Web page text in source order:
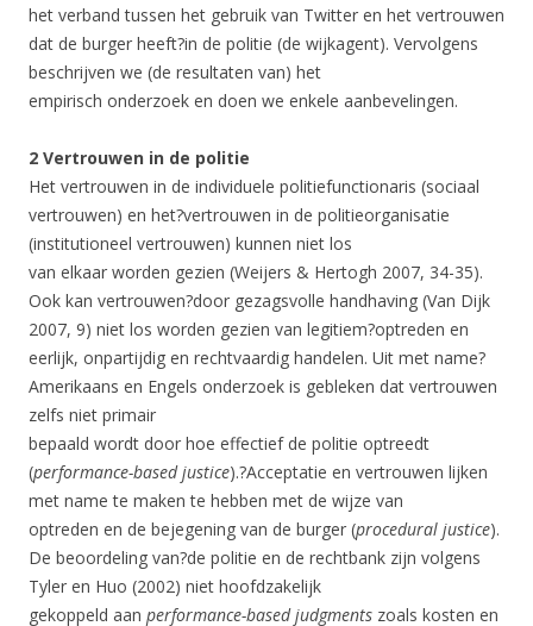
het verband tussen het gebruik van Twitter en het vertrouwen
dat de burger heeft?in de politie (de wijkagent). Vervolgens
beschrijven we (de resultaten van) het
empirisch onderzoek en doen we enkele aanbevelingen.
2 Vertrouwen in de politie
Het vertrouwen in de individuele politiefunctionaris (sociaal
vertrouwen) en het?vertrouwen in de politieorganisatie
(institutioneel vertrouwen) kunnen niet los
van elkaar worden gezien (Weijers & Hertogh 2007, 34-35).
Ook kan vertrouwen?door gezagsvolle handhaving (Van Dijk
2007, 9) niet los worden gezien van legitiem?optreden en
eerlijk, onpartijdig en rechtvaardig handelen. Uit met name?
Amerikaans en Engels onderzoek is gebleken dat vertrouwen
zelfs niet primair
bepaald wordt door hoe effectief de politie optreedt
(performance-based justice).?Acceptatie en vertrouwen lijken
met name te maken te hebben met de wijze van
optreden en de bejegening van de burger (procedural justice).
De beoordeling van?de politie en de rechtbank zijn volgens
Tyler en Huo (2002) niet hoofdzakelijk
gekoppeld aan performance-based judgments zoals kosten en